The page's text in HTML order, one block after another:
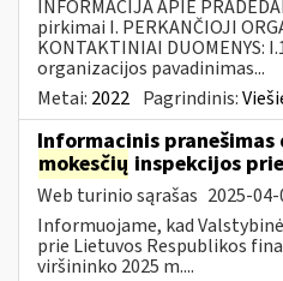
INFORMACIJA APIE
pirkimai I. PERKANČIOJI
KONTAKTINIAI DUOMENYS:
organizacijos pavadinimas...
Metai: 2022 Pagrindinis:
Informacinis pranešimas
mokesčių inspekcijos
Web turinio sąrašas 2025-04-
Informuojame, kad
prie Lietuvos Respublikos
viršininko 2025 m....